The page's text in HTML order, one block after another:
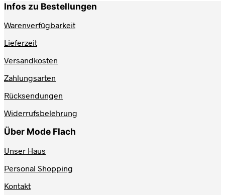
Infos zu Bestellungen
Warenverfügbarkeit
Lieferzeit
Versandkosten
Zahlungsarten
Rücksendungen
Widerrufsbelehrung
Über Mode Flach
Unser Haus
Personal Shopping
Kontakt